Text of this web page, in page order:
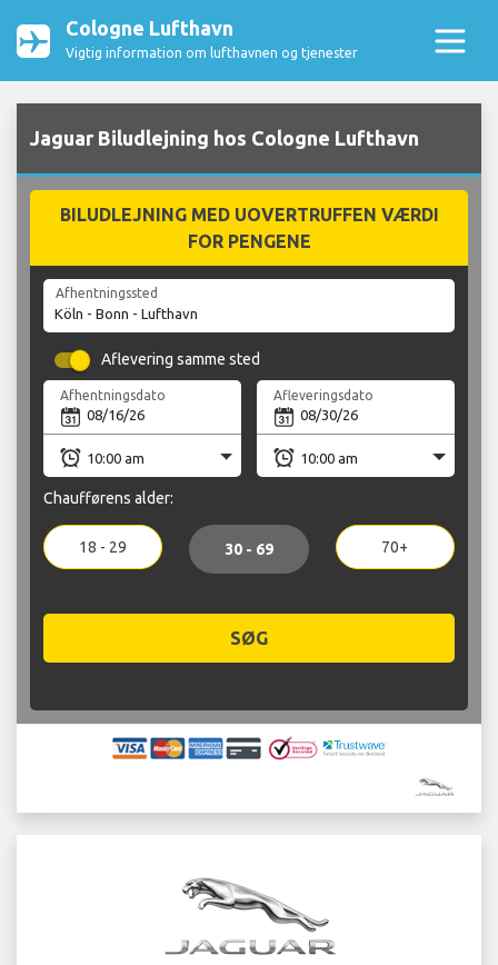
Cologne Lufthavn
Vigtig information om lufthavnen og tjenester
Jaguar Biludlejning hos Cologne Lufthavn
BILUDLEJNING MED UOVERTRUFFEN VÆRDI
FOR PENGENE
Afhentningssted
Aflevering samme sted
Afhentningsdato Afleveringsdato
Chaufførens alder:
18 - 29 30 - 69 70+
SØG